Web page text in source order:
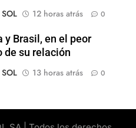
12 horas atrás 0
y Brasil, en el peor
de su relación
13 horas atrás 0